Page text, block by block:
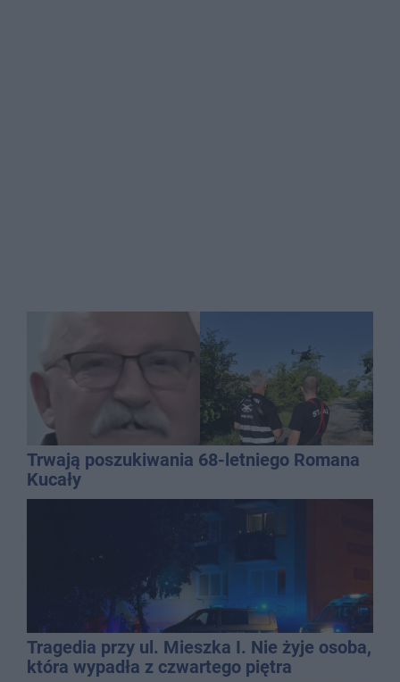
Trwają poszukiwania 68-letniego Romana
Kucały
Tragedia przy ul. Mieszka I. Nie żyje osoba,
która wypadła z czwartego piętra